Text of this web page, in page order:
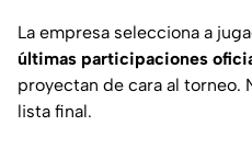
La empresa selecciona a
últimas participaciones
proyectan de cara al torneo.
lista final.